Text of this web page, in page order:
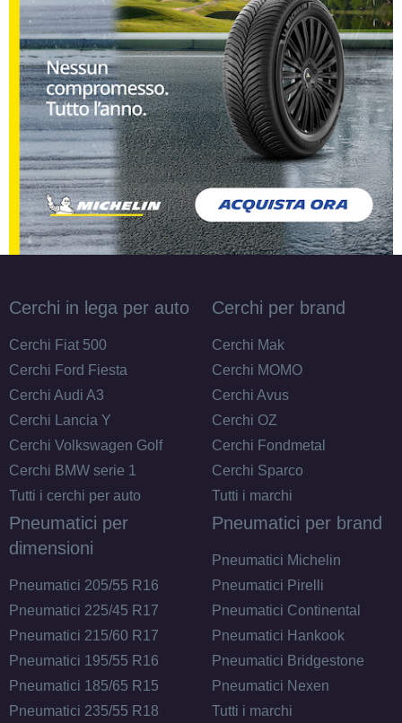
Cerchi in lega per auto
Cerchi Fiat 500
Cerchi Ford Fiesta
Cerchi Audi A3
Cerchi Lancia Y
Cerchi Volkswagen Golf
Cerchi BMW serie 1
Tutti i cerchi per auto
Cerchi per brand
Cerchi Mak
Cerchi MOMO
Cerchi Avus
Cerchi OZ
Cerchi Fondmetal
Cerchi Sparco
Tutti i marchi
Pneumatici per
dimensioni
Pneumatici 205/55 R16
Pneumatici 225/45 R17
Pneumatici 215/60 R17
Pneumatici 195/55 R16
Pneumatici 185/65 R15
Pneumatici 235/55 R18
Pneumatici per brand
Pneumatici Michelin
Pneumatici Pirelli
Pneumatici Continental
Pneumatici Hankook
Pneumatici Bridgestone
Pneumatici Nexen
Tutti i marchi